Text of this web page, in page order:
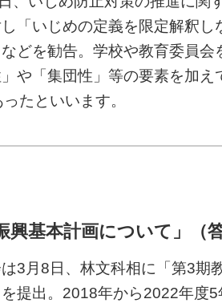
「いじめの定義を限定解釈し
どを勧告。学校や教育委員会
や「集団性」等の要素を加え
たといいます。
興基本計画について」（
3月8日、林文科相に「第3期
提出。2018年から2022年度